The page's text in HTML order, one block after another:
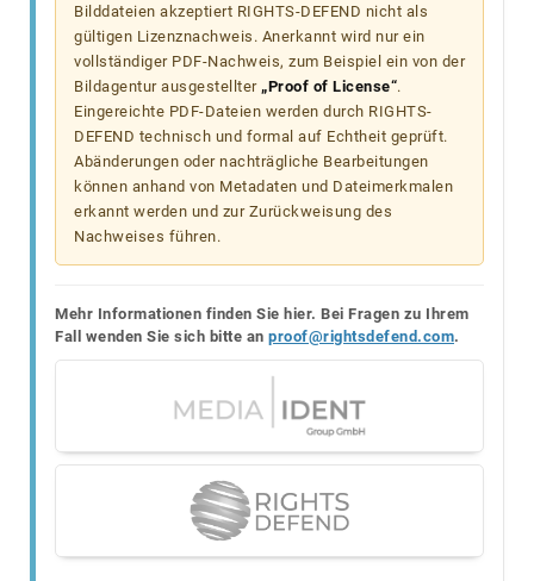
Bilddateien akzeptiert RIGHTS-DEFEND nicht als
gültigen Lizenznachweis. Anerkannt wird nur ein
vollständiger PDF-Nachweis, zum Beispiel ein von der
Bildagentur ausgestellter „Proof of License“.
Eingereichte PDF-Dateien werden durch RIGHTS-
DEFEND technisch und formal auf Echtheit geprüft.
Abänderungen oder nachträgliche Bearbeitungen
können anhand von Metadaten und Dateimerkmalen
erkannt werden und zur Zurückweisung des
Nachweises führen.
Mehr Informationen finden Sie hier. Bei Fragen zu Ihrem
Fall wenden Sie sich bitte an proof@rightsdefend.com.